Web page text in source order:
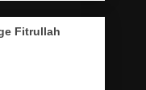
Fitrullah